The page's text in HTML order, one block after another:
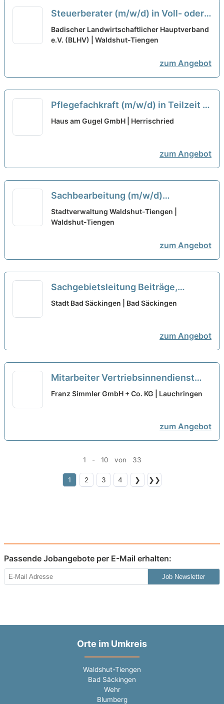
Steuerberater (m/w/d) in Voll- oder
Teilzeit neu
Badischer Landwirtschaftlicher Hauptverband
e.V. (BLHV) | Waldshut-Tiengen
zum Angebot
Pflegefachkraft (m/w/d) in Teilzeit -
endlich Wertschätzung die Du
Haus am Gugel GmbH | Herrischried
zum Angebot
Sachbearbeitung (m/w/d)
Ausländeramt in Vollzeit / Teilzeit
neu
Stadtverwaltung Waldshut-Tiengen |
Waldshut-Tiengen
zum Angebot
Sachgebietsleitung Beiträge,
Steuern und Abgaben (m/w/d) in
Stadt Bad Säckingen | Bad Säckingen
zum Angebot
Mitarbeiter Vertriebsinnendienst
(m/w/d) - Teilzeit (5080 %) neu
Franz Simmler GmbH + Co. KG | Lauchringen
zum Angebot
1 - 10 von 33
1 2 3 4 ❯ ❯❯
Passende Jobangebote per E-Mail erhalten:
Job Newsletter
Orte im Umkreis
Waldshut-Tiengen
Bad Säckingen
Wehr
Blumberg